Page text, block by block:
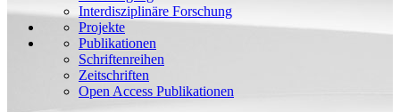
Interdisziplinäre Forschung
Projekte
Publikationen
Schriftenreihen
Zeitschriften
Open Access Publikationen